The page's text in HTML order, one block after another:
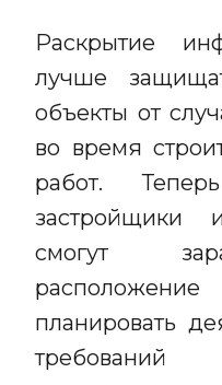
Раскрытие
лучше
объекты от
во время
работ.
застройщики
смогут
расположение
планировать